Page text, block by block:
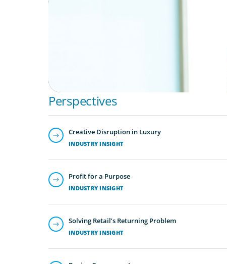
Perspectives
INDUSTRY INSIGHT
Creative Disruption in Luxury
INDUSTRY INSIGHT
Profit for a Purpose
INDUSTRY INSIGHT
Solving Retail’s Returning Problem